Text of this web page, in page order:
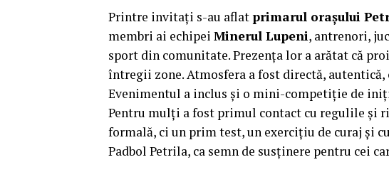
Printre invitați s-au aflat primarul orașului
membri ai echipei Minerul Lupeni, antrenori,
sport din comunitate. Prezența lor a arătat că
întregii zone. Atmosfera a fost directă,
Evenimentul a inclus și o mini-competiție de
Pentru mulți a fost primul contact cu regulile și
formală, ci un prim test, un exercițiu de curaj și
Padbol Petrila, ca semn de susținere pentru cei